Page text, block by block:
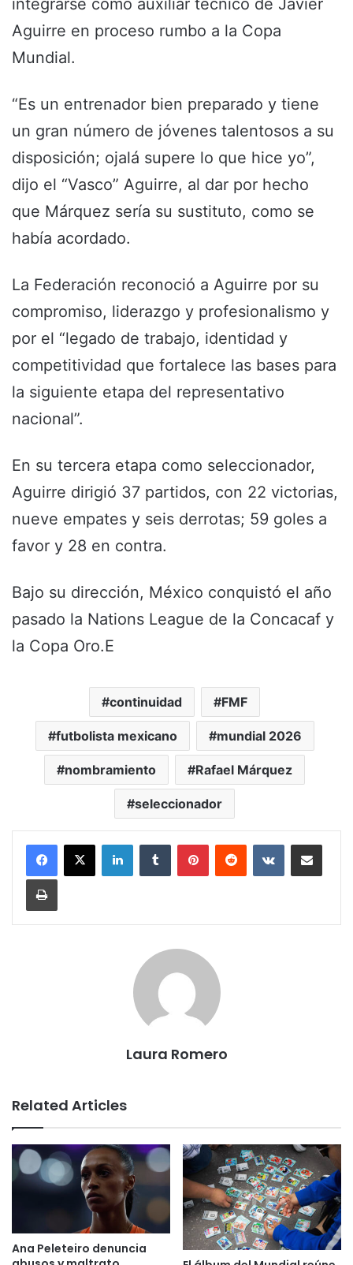
Aguirre en proceso rumbo a la Copa
Mundial.
“Es un entrenador bien preparado y tiene
un gran número de jóvenes talentosos a su
disposición; ojalá supere lo que hice yo”,
dijo el “Vasco” Aguirre, al dar por hecho
que Márquez sería su sustituto, como se
había acordado.
La Federación reconoció a Aguirre por su
compromiso, liderazgo y profesionalismo y
por el “legado de trabajo, identidad y
competitividad que fortalece las bases para
la siguiente etapa del representativo
nacional”.
En su tercera etapa como seleccionador,
Aguirre dirigió 37 partidos, con 22 victorias,
nueve empates y seis derrotas; 59 goles a
favor y 28 en contra.
Bajo su dirección, México conquistó el año
pasado la Nations League de la Concacaf y
la Copa Oro.E
continuidad FMF
futbolista mexicano mundial 2026
nombramiento Rafael Márquez
seleccionador
LinkedInTumblr PinterestReddit VKontakteShare via Email
Print
Laura Romero
Related Articles
Ana Peleteiro denuncia